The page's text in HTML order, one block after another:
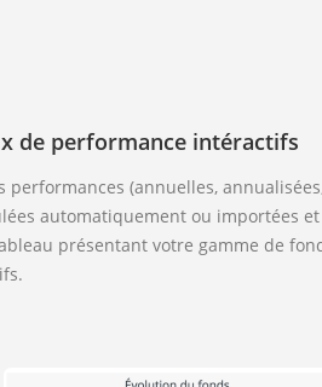
de performance intéractifs
performances (annuelles,
automatiquement ou importées
présentant votre gamme de